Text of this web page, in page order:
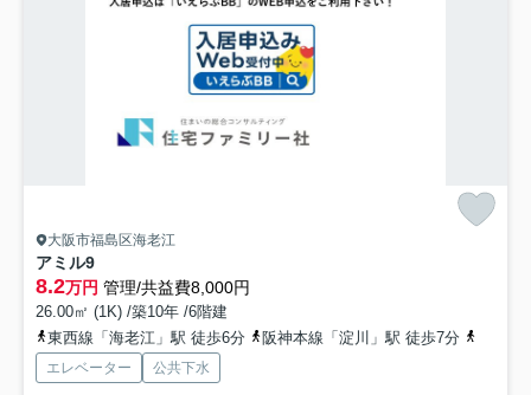
大阪市福島区海老江
アミル9
8.2万円 管理/共益費8,000円
26.00㎡ (1K) /築10年 /6階建
東西線「海老江」駅 徒歩6分
阪神本線「淀川」駅 徒歩7分
エレベーター 公共下水